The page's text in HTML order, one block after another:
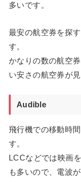
多いです。
最安の航空券を探
す。
かなりの数の航空
い安さの航空券が
Audible
飛行機での移動時
す。
LCCなどでは映画
も多いので、電波